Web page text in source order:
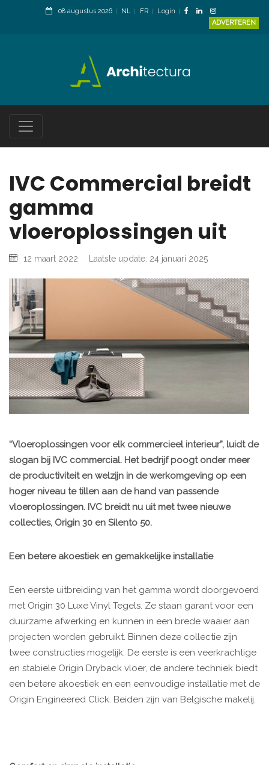
08 augustus 2026 NL FR
Login
ADVERTEREN
IVC Commercial breidt
gamma
vloeroplossingen uit
12 maart 2022 Laatste update: 24 januari 2025
“Vloeroplossingen voor elk commercieel interieur”, luidt de
slogan bij IVC commercial. Het bedrijf poogt onder meer
de productiviteit en welzijn in de werkomgeving op een
hoger niveau te tillen aan de hand van passende
vloeroplossingen. IVC breidt nu uit met twee nieuwe
collecties, Origin 30 en Silento 50.
Een betere akoestiek en gemakkelijke installatie
Een eerste uitbreiding van het gamma wordt doorgevoerd
met Origin 30 Luxe Vinyl Tegels. Ze staan garant voor een
duurzame afwerking en kunnen in een brede waaier aan
projecten worden gebruikt. Binnen deze collectie zijn
twee constructies mogelijk. De eerste is een veerkrachtige
en stabiele Origin Dryback vloer, de andere techniek biedt
een betere akoestiek en een eenvoudige installatie met de
Origin Engineered Click. Beiden zijn van Belgische makelij.